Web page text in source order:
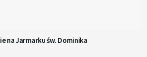
na Jarmarku św. Dominika